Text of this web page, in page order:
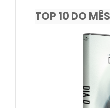
TOP 10 DO MÊS